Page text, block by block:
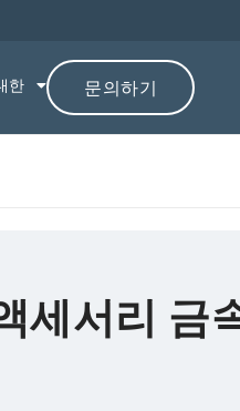
한 문의하기
세서리 금